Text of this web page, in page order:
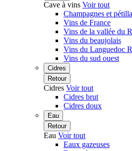
Cave à vins Voir tout
Champagnes et
Vins de France
Vins de la vallée du
Vins du beaujolais
Vins du Languedoc
Vins du sud ouest
Cidres
Retour
Cidres Voir tout
Cidres brut
Cidres doux
Eau
Retour
Eau Voir tout
Eaux gazeuses